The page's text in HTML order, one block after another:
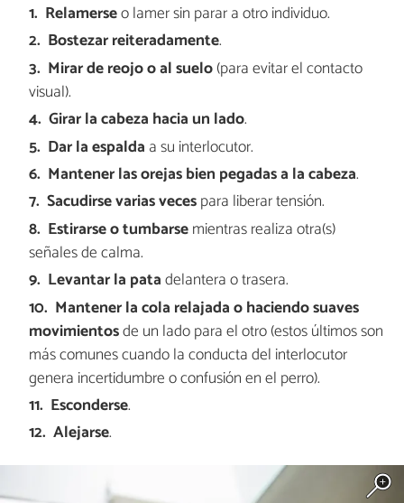
Relamerseo lamer sin parar a otro individuo.
Bostezar reiteradamente.
Mirar de reojoo al suelo(para evitar el contacto
visual).
Girar la cabeza hacia un lado.
Dar la espalda a su interlocutor.
Mantener las orejas bien pegadas a la cabeza.
Sacudirse varias vecespara liberar tensión.
Estirarse o tumbarsemientras realiza otra(s)
señales de calma.
Levantar la patadelantera o trasera.
Mantener la cola relajadao haciendo suaves
movimientosde un lado para el otro (estos últimos son
más comunes cuando la conducta del interlocutor
genera incertidumbre o confusión en el perro).
Esconderse.
Alejarse.